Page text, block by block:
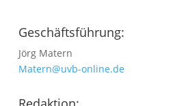
Geschäftsführung:
Jörg Matern
Matern@uvb-online.de